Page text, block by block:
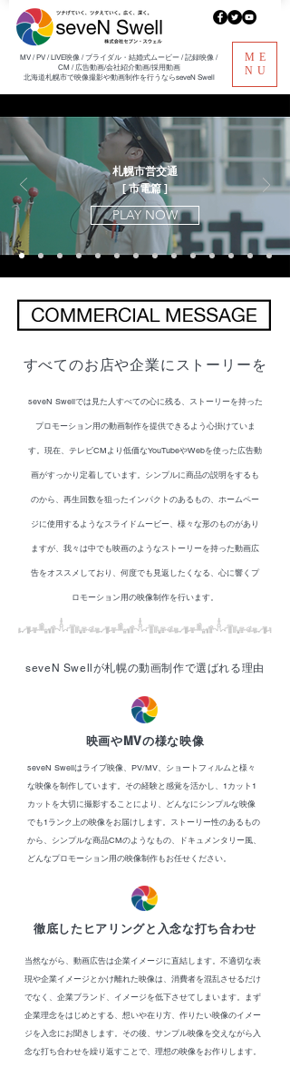
​MV / PV / LIVE映像 / ブライダル・結婚式ムービー / 記録映像 /
CM / 広告動画/会社紹介動画/採用動画
北海道札幌市で映像撮影や動画制作を行うならseveN Swell
ME
NU
札幌市営交通
[市電篇]
PLAY NOW
すべてのお店や企業にストーリーを
seveN Swellでは見た人すべての心に残る、ストーリーを持った
プロモーション用の動画制作を提供できるよう心掛けていま
す。現在、テレビCMより低価なYouTubeやWebを使った広告動
画がすっかり定着しています。シンプルに商品の説明をするも
のから、再生回数を狙ったインパクトのあるもの、ホームペー
ジに使用するようなスライドムービー、様々な形のものがあり
ますが、我々は中でも映画のようなストーリーを持った動画広
告をオススメしており、何度でも見返したくなる、心に響くプ
ロモーション用の映像制作を行います。
seveN Swellが札幌の動画制作で選ばれる理由
映画やMVの様な映像
seveN Swellはライブ映像、PV/MV、ショートフィルムと様々
な映像を制作しています。その経験と感覚を活かし、1カット1
カットを大切に撮影することにより、どんなにシンプルな映像
でも1ランク上の映像をお届けします。ストーリー性のあるもの
から、シンプルな商品CMのようなもの、ドキュメンタリー風、
どんなプロモーション用の映像制作もお任せください。
​徹底したヒアリングと入念な打ち合わせ
当然ながら、動画広告は企業イメージに直結します。不適切な表
現や企業イメージとかけ離れた映像は、消費者を混乱させるだけ
でなく、企業ブランド、イメージを低下させてしまいます。まず
企業理念をはじめとする、想いや在り方、作りたい映像のイメー
ジを入念にお聞きします。その後、サンプル映像を交えながら入
念な打ち合わせを繰り返すことで、理想の映像をお作りします。